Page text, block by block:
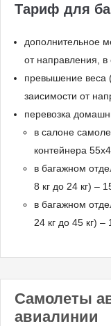
Тариф для
дополнительное
от направления, в
превышение веса
заисимости от
перевозка
в салоне
контейнера
в багажном
8 кг до 24 кг) –
в багажном
24 кг до 45 кг) –
Самолеты
авиалинии